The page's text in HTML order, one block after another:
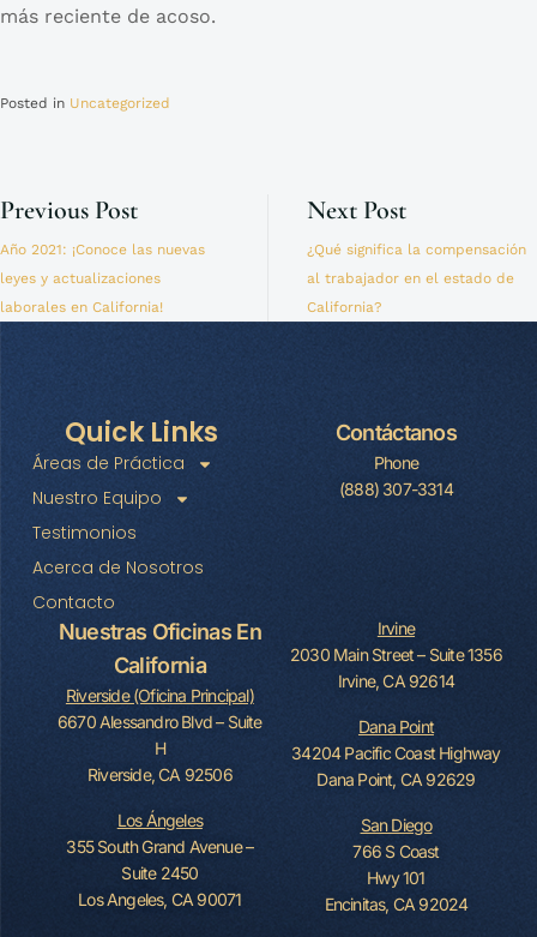
más reciente de acoso.
Posted in Uncategorized
Previous Post
Año 2021: ¡Conoce las nuevas
leyes y actualizaciones
laborales en California!
Next Post
¿Qué significa la compensación
al trabajador en el estado de
California?
Quick Links
Áreas de Práctica
Nuestro Equipo
Testimonios
Acerca de Nosotros
Contacto
Contáctanos
Phone
(888) 307-3314
Nuestras Oficinas En
California
Riverside (Oficina Principal)
6670 Alessandro Blvd – Suite
H
Riverside, CA 92506
Los Ángeles
355 South Grand Avenue –
Suite 2450
Los Angeles, CA 90071
Irvine
2030 Main Street – Suite 1356
Irvine, CA 92614
Dana Point
34204 Pacific Coast Highway
Dana Point, CA 92629
San Diego
766 S Coast
Hwy 101
Encinitas, CA 92024